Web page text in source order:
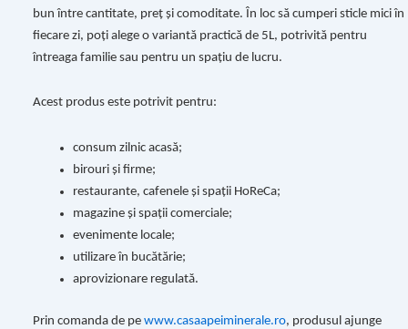
bun între cantitate, preț și comoditate. În loc să cumperi sticle mici în
fiecare zi, poți alege o variantă practică de 5L, potrivită pentru
întreaga familie sau pentru un spațiu de lucru.
Acest produs este potrivit pentru:
consum zilnic acasă;
birouri și firme;
restaurante, cafenele și spații HoReCa;
magazine și spații comerciale;
evenimente locale;
utilizare în bucătărie;
aprovizionare regulată.
Prin comanda de pe www.casaapeiminerale.ro, produsul ajunge